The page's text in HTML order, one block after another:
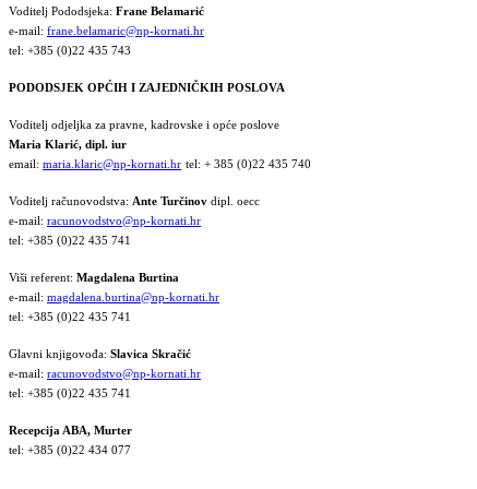
Voditelj Pododsjeka: Frane Belamarić
e-mail: frane.belamaric@np-kornati.hr
tel: +385 (0)22 435 743
PODODSJEK OPĆIH I ZAJEDNIČKIH POSLOVA
Voditelj odjeljka za pravne, kadrovske i opće poslove
Maria Klarić, dipl. iur
email: maria.klaric@np-kornati.hr tel: + 385 (0)22 435 740
Voditelj računovodstva: Ante Turčinov dipl. oecc
e-mail: racunovodstvo@np-kornati.hr
tel: +385 (0)22 435 741
Viši referent: Magdalena Burtina
e-mail: magdalena.burtina@np-kornati.hr
tel: +385 (0)22 435 741
Glavni knjigovođa: Slavica Skračić
e-mail: racunovodstvo@np-kornati.hr
tel: +385 (0)22 435 741
Recepcija ABA, Murter
tel: +385 (0)22 434 077